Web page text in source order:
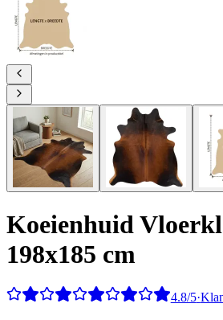
Koeienhuid
198x185 cm
4.8/5·